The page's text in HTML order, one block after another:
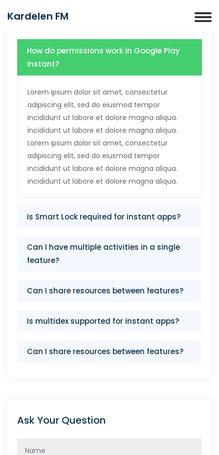
Kardelen FM
How do permissions work in Google Play
Instant?
Lorem ipsum dolor sit amet, consectetur
adipiscing elit, sed do eiusmod tempor
incididunt ut labore et dolore magna aliqua.
incididunt ut labore et dolore magna aliqua.
Lorem ipsum dolor sit amet, consectetur
adipiscing elit, sed do eiusmod tempor
incididunt ut labore et dolore magna aliqua.
incididunt ut labore et dolore magna aliqua.
Is Smart Lock required for instant apps?
Can I have multiple activities in a single
feature?
Can I share resources between features?
Is multidex supported for instant apps?
Can I share resources between features?
Ask Your Question